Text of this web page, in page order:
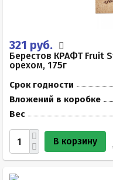
321 руб.
Берестов КРАФТ Fruit
орехом, 175г
Срок годности
Вложений в коробке
Вес
В корзину